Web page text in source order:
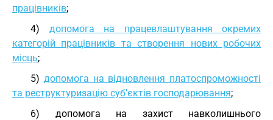
працівників;
4) допомога на працевлаштування окремих
категорій працівників та створення нових робочих
місць;
5) допомога на відновлення платоспроможності
та реструктуризацію суб’єктів господарювання;
6) допомога на захист навколишнього